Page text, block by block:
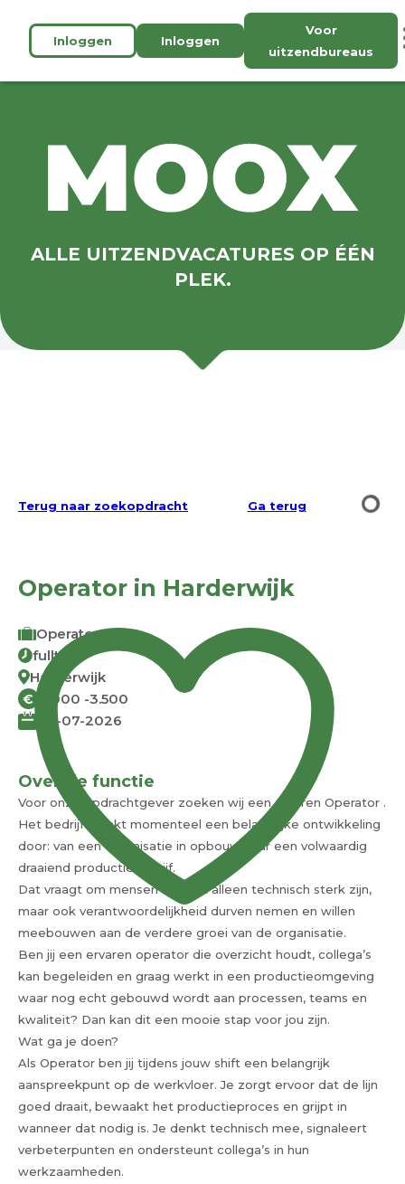
Inloggen Inloggen
Voor
uitzendbureaus
ALLE UITZENDVACATURES OP ÉÉN
PLEK.
Terug naar zoekopdracht Ga terug
Operator in Harderwijk
Operator
fulltime
Harderwijk
€
3.000 -3.500
08-07-2026
Over de functie
Voor onze opdrachtgever zoeken wij een ervaren Operator .
Het bedrijf maakt momenteel een belangrijke ontwikkeling
door: van een organisatie in opbouw naar een volwaardig
draaiend productiebedrijf.
Dat vraagt om mensen die niet alleen technisch sterk zijn,
maar ook verantwoordelijkheid durven nemen en willen
meebouwen aan de verdere groei van de organisatie.
Ben jij een ervaren operator die overzicht houdt, collega’s
kan begeleiden en graag werkt in een productieomgeving
waar nog echt gebouwd wordt aan processen, teams en
kwaliteit? Dan kan dit een mooie stap voor jou zijn.
Wat ga je doen?
Als Operator ben jij tijdens jouw shift een belangrijk
aanspreekpunt op de werkvloer. Je zorgt ervoor dat de lijn
goed draait, bewaakt het productieproces en grijpt in
wanneer dat nodig is. Je denkt technisch mee, signaleert
verbeterpunten en ondersteunt collega’s in hun
werkzaamheden.